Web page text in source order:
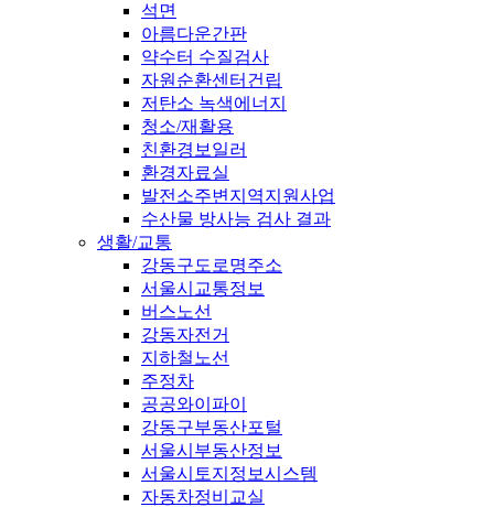
석면
아름다운간판
약수터 수질검사
자원순환센터건립
저탄소 녹색에너지
청소/재활용
친환경보일러
환경자료실
발전소주변지역지원사업
수산물 방사능 검사 결과
생활/교통
강동구도로명주소
서울시교통정보
버스노선
강동자전거
지하철노선
주정차
공공와이파이
강동구부동산포털
서울시부동산정보
서울시토지정보시스템
자동차정비교실